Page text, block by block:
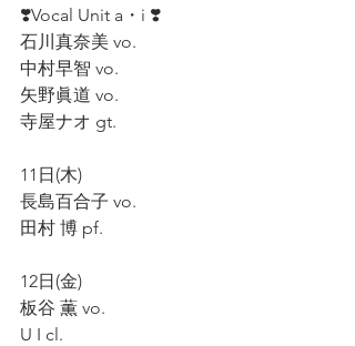
❣️Vocal Unit a・i ❣️
石川真奈美 vo.
中村早智 vo.
矢野眞道 vo.
寺屋ナオ gt.
11日(木)
長島百合子 vo.
田村 博 pf.
12日(金)
板谷 薫 vo.
U I cl.